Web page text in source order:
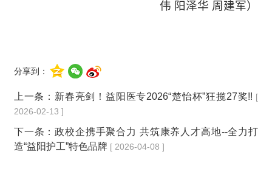
伟 阳泽华 周建军）
分享到：
上一条： 新春亮剑！益阳医专2026“楚怡杯”狂揽27奖!! [
2026-02-13 ]
下一条：政校企携手聚合力 共筑康养人才高地--全力打
造“益阳护工”特色品牌 [ 2026-04-08 ]